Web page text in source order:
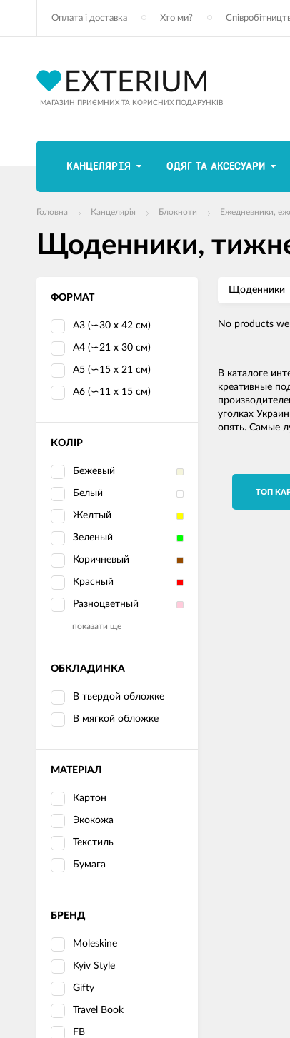
Оплата і доставка Хто ми?
МАГАЗИН ПРИЄМНИХ ТА КОРИСНИХ ПОДАРУНКІВ
КАНЦЕЛЯРІЯ ОДЯГ ТА АКСЕСУАРИ
Головна Канцелярія Блокноти Ежедневники,
Щоденники,
ФОРМАТ
А3 (∽30 х 42 см)
А4 (∽21 х 30 см)
А5 (∽15 х 21 см)
А6 (∽11 х 15 см)
КОЛІР
Бежевый
Белый
Желтый
Зеленый
Коричневый
Красный
Разноцветный
показати ще
ОБКЛАДИНКА
В твердой обложке
В мягкой обложке
МАТЕРІАЛ
Картон
Экокожа
Текстиль
Бумага
БРЕНД
Moleskine
Kyiv Style
Gifty
Travel Book
FB
Щоденники
No products
В каталоге
креативные
уголках
опять. Самые
TОП